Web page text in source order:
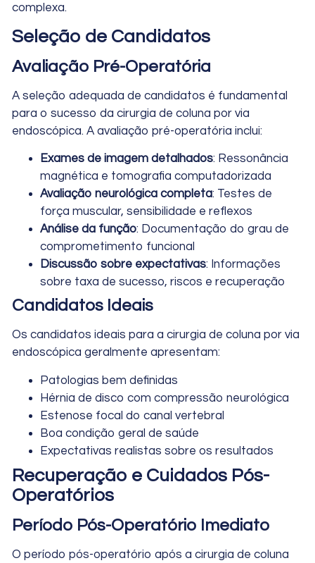
complexa.
Seleção de Candidatos
Avaliação Pré-Operatória
A seleção adequada de candidatos é fundamental
para o sucesso da cirurgia de coluna por via
endoscópica. A avaliação pré-operatória inclui:
Exames de imagem detalhados: Ressonância
magnética e tomografia computadorizada
Avaliação neurológica completa: Testes de
força muscular, sensibilidade e reflexos
Análise da função: Documentação do grau de
comprometimento funcional
Discussão sobre expectativas: Informações
sobre taxa de sucesso, riscos e recuperação
Candidatos Ideais
Os candidatos ideais para a cirurgia de coluna por via
endoscópica geralmente apresentam:
Patologias bem definidas
Hérnia de disco com compressão neurológica
Estenose focal do canal vertebral
Boa condição geral de saúde
Expectativas realistas sobre os resultados
Recuperação e Cuidados Pós-
Operatórios
Período Pós-Operatório Imediato
O período pós-operatório após a cirurgia de coluna